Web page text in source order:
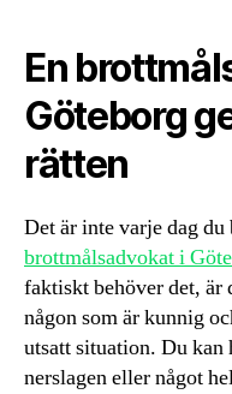
En
Göteborg
rätten
Det är inte varje dag
brottmålsadvokat i
faktiskt behöver det, är
någon som är kunnig
utsatt situation. Du kan
nerslagen eller något